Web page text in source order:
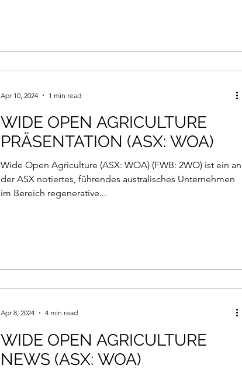
WIDE OPEN AGRICULTURE
PRÄSENTATION (ASX: WOA)
Wide Open Agriculture (ASX: WOA) (FWB: 2WO) ist ein an
der ASX notiertes, führendes australisches Unternehmen
im Bereich regenerative...
Apr 10, 2024 1 min read
WIDE OPEN AGRICULTURE
NEWS (ASX: WOA)
Apr 8, 2024 4 min read